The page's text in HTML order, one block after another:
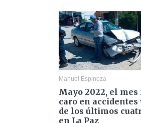
Manuel Espinoza
Mayo 2022, el mes
caro en accidentes
de los últimos
en La Paz